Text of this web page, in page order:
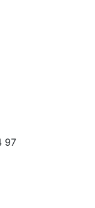
97